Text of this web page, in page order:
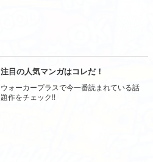
注目の人気マンガはコレだ！
ウォーカープラスで今一番読まれている話
題作をチェック!!